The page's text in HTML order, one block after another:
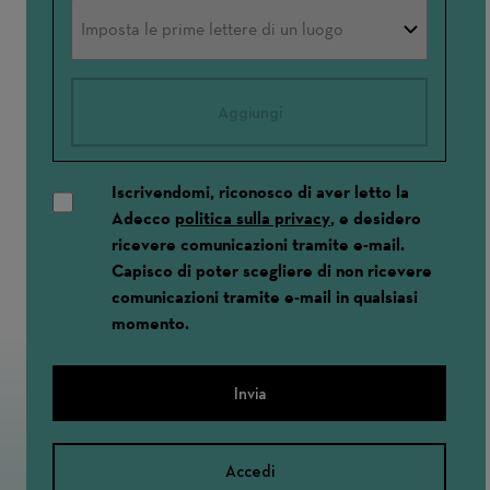
Iscrivendomi, riconosco di aver letto la
Adecco politica sulla privacy, e desidero
ricevere comunicazioni tramite e-mail.
Capisco di poter scegliere di non ricevere
comunicazioni tramite e-mail in qualsiasi
momento.
Invia
Accedi